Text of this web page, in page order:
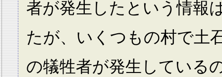
者が発生したという情報
たが、いくつもの村で土
の犠牲者が発生している